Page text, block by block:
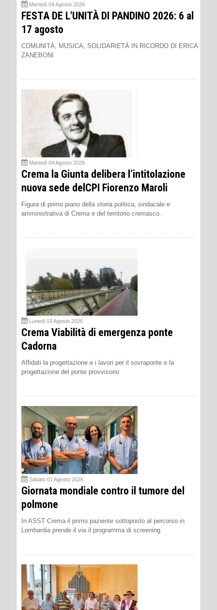
Martedì 04 Agosto 2026
FESTA DE L'UNITÀ DI PANDINO 2026: 6 al
17 agosto
COMUNITÀ, MUSICA, SOLIDARIETÀ IN RICORDO DI ERICA
ZANEBONI
Martedì 04 Agosto 2026
Crema la Giunta delibera l’intitolazione
nuova sede delCPI Fiorenzo Maroli
Figura di primo piano della storia politica, sindacale e
amministrativa di Crema e del territorio cremasco.
Lunedì 03 Agosto 2026
Crema Viabilità di emergenza ponte
Cadorna
Affidati la progettazione e i lavori per il sovraponte e la
progettazione del ponte provvisorio
Sabato 01 Agosto 2026
Giornata mondiale contro il tumore del
polmone
In ASST Crema il primo paziente sottoposto al percorso in
Lombardia prende il via il programma di screening